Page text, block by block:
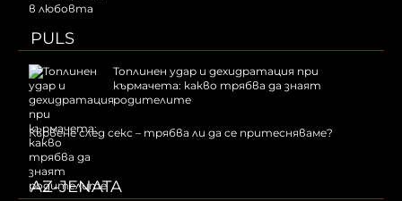
PULS
Топлинен удар и дехидратация при
кърмачета: какво трябва да знаят
родителите
Кървене след секс – трябва ли да се притесняваме?
AZ-JENATA